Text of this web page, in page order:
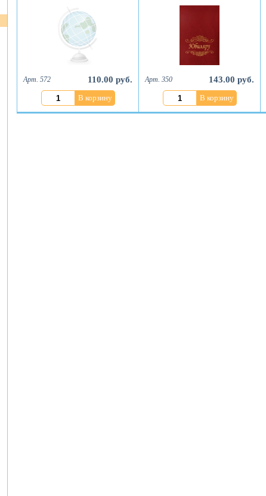
Арт. 572 110.00 руб.
В корзину
Арт. 350 143.00 руб.
В корзину